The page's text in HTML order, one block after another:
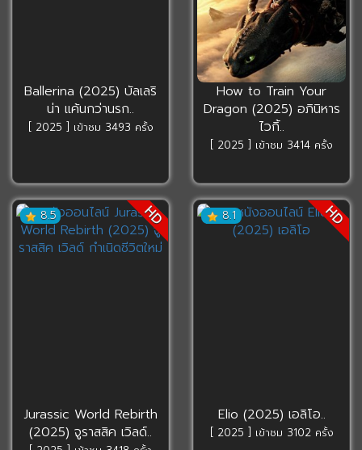
Ballerina (2025) บัลเลริ
น่า แค้นกว่านรก..
[ 2025 ] เข้าชม 3493 ครั้ง
How to Train Your
Dragon (2025) อภินิหาร
ไวกิ้..
[ 2025 ] เข้าชม 3414 ครั้ง
8.5 HD
Jurassic World Rebirth
(2025) จูราสสิค เวิลด์..
8.1 HD
Elio (2025) เอลิโอ..
[ 2025 ] เข้าชม 3102 ครั้ง